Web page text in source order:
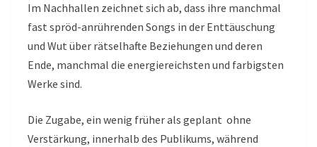
Im Nachhallen zeichnet sich ab, dass ihre manchmal
fast spröd-anrührenden Songs in der Enttäuschung
und Wut über rätselhafte Beziehungen und deren
Ende, manchmal die energiereichsten und farbigsten
Werke sind.
Die Zugabe, ein wenig früher als geplant ohne
Verstärkung, innerhalb des Publikums, während